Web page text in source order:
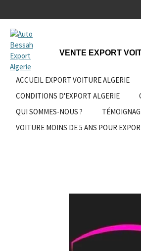
au
contenu
principal
VENTE EXPORT
ACCUEIL EXPORT VOITURE ALGERIE
CONDITIONS D'EXPORT ALGERIE
QUI SOMMES-NOUS ?
VOITURE MOINS DE 5 ANS POUR